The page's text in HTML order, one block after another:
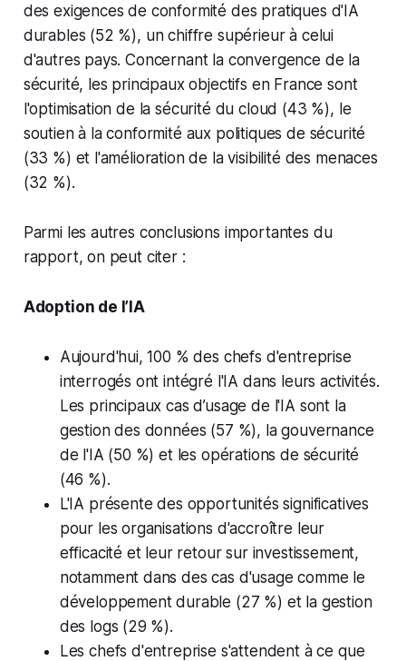
des exigences de conformité des pratiques d'IA
durables (52 %), un chiffre supérieur à celui
d'autres pays. Concernant la convergence de la
sécurité, les principaux objectifs en France sont
l'optimisation de la sécurité du cloud (43 %), le
soutien à la conformité aux politiques de sécurité
(33 %) et l'amélioration de la visibilité des menaces
(32 %).
Parmi les autres conclusions importantes du
rapport, on peut citer :
Adoption de l’IA
Aujourd'hui, 100 % des chefs d'entreprise
interrogés ont intégré l'IA dans leurs activités.
Les principaux cas d’usage de l'IA sont la
gestion des données (57 %), la gouvernance
de l'IA (50 %) et les opérations de sécurité
(46 %).
L'IA présente des opportunités significatives
pour les organisations d'accroître leur
efficacité et leur retour sur investissement,
notamment dans des cas d'usage comme le
développement durable (27 %) et la gestion
des logs (29 %).
Les chefs d'entreprise s'attendent à ce que